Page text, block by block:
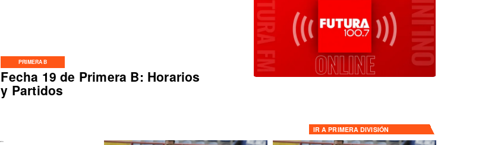
PRIMERA B
Fecha 19 de Primera B: Horarios
y Partidos
IR A PRIMERA DIVISIÓN